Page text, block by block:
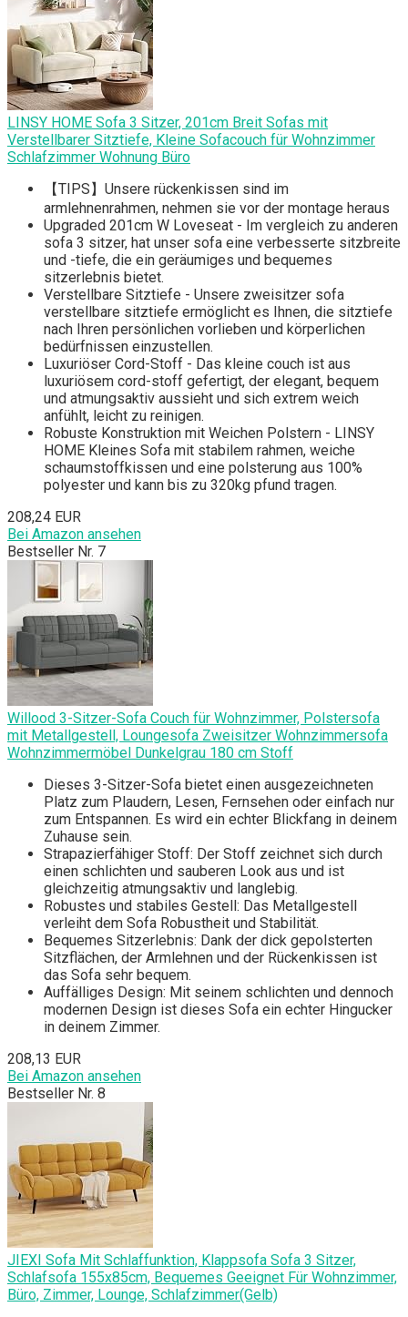
LINSY HOME Sofa 3 Sitzer, 201cm Breit Sofas mit
Verstellbarer Sitztiefe, Kleine Sofacouch für Wohnzimmer
Schlafzimmer Wohnung Büro
【TIPS】Unsere rückenkissen sind im
armlehnenrahmen, nehmen sie vor der montage heraus
Upgraded 201cm W Loveseat - Im vergleich zu anderen
sofa 3 sitzer, hat unser sofa eine verbesserte sitzbreite
und -tiefe, die ein geräumiges und bequemes
sitzerlebnis bietet.
Verstellbare Sitztiefe - Unsere zweisitzer sofa
verstellbare sitztiefe ermöglicht es Ihnen, die sitztiefe
nach Ihren persönlichen vorlieben und körperlichen
bedürfnissen einzustellen.
Luxuriöser Cord-Stoff - Das kleine couch ist aus
luxuriösem cord-stoff gefertigt, der elegant, bequem
und atmungsaktiv aussieht und sich extrem weich
anfühlt, leicht zu reinigen.
Robuste Konstruktion mit Weichen Polstern - LINSY
HOME Kleines Sofa mit stabilem rahmen, weiche
schaumstoffkissen und eine polsterung aus 100%
polyester und kann bis zu 320kg pfund tragen.
208,24 EUR
Bei Amazon ansehen
Bestseller Nr. 7
Willood 3-Sitzer-Sofa Couch für Wohnzimmer, Polstersofa
mit Metallgestell, Loungesofa Zweisitzer Wohnzimmersofa
Wohnzimmermöbel Dunkelgrau 180 cm Stoff
Dieses 3-Sitzer-Sofa bietet einen ausgezeichneten
Platz zum Plaudern, Lesen, Fernsehen oder einfach nur
zum Entspannen. Es wird ein echter Blickfang in deinem
Zuhause sein.
Strapazierfähiger Stoff: Der Stoff zeichnet sich durch
einen schlichten und sauberen Look aus und ist
gleichzeitig atmungsaktiv und langlebig.
Robustes und stabiles Gestell: Das Metallgestell
verleiht dem Sofa Robustheit und Stabilität.
Bequemes Sitzerlebnis: Dank der dick gepolsterten
Sitzflächen, der Armlehnen und der Rückenkissen ist
das Sofa sehr bequem.
Auffälliges Design: Mit seinem schlichten und dennoch
modernen Design ist dieses Sofa ein echter Hingucker
in deinem Zimmer.
208,13 EUR
Bei Amazon ansehen
Bestseller Nr. 8
JIEXI Sofa Mit Schlaffunktion, Klappsofa Sofa 3 Sitzer,
Schlafsofa 155x85cm, Bequemes Geeignet Für Wohnzimmer,
Büro, Zimmer, Lounge, Schlafzimmer(Gelb)